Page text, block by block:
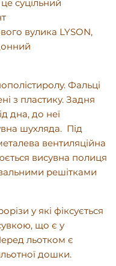
суцільний
вулика LYSON,
Фальці
з пластику. Задня
дна, до неї
шухляда. Під
вентиляційна
висувна полиця
решітками
у які фіксується
що є у
льотком є
дошки.